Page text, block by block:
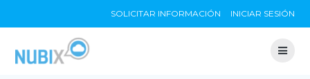
to
SOLICITAR INFORMACIÓN INICIAR SESIÓN